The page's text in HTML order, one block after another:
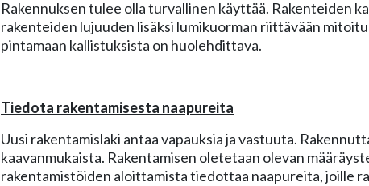
Rakennuksen tulee olla turvallinen käyttää. Rakenteiden
rakenteiden lujuuden lisäksi lumikuorman riittävään
pintamaan kallistuksista on huolehdittava.
Tiedota rakentamisesta naapureita
Uusi rakentamislaki antaa vapauksia ja vastuuta.
kaavanmukaista. Rakentamisen oletetaan olevan
rakentamistöiden aloittamista tiedottaa naapureita, joille